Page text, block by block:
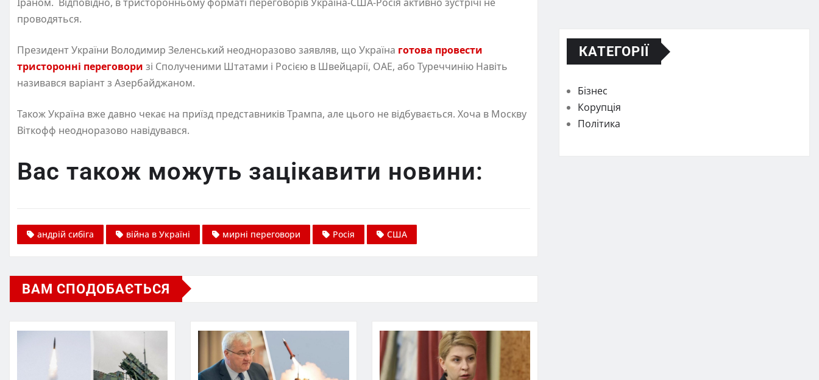
проводяться.
Президент України Володимир Зеленський неодноразово заявляв, що Україна готова провести
тристоронні переговори зі Сполученими Штатами і Росією в Швейцарії, ОАЕ, або Туреччинію Навіть
називався варіант з Азербайджаном.
Також Україна вже давно чекає на приїзд представників Трампа, але цього не відбувається. Хоча в Москву
Віткофф неодноразово навідувався.
Вас також можуть зацікавити новини:
андрій сибіга війна в Україні мирні переговори Росія США
ВАМ СПОДОБАЄТЬСЯ
КАТЕГОРІЇ
Бізнес
Корупція
Політика